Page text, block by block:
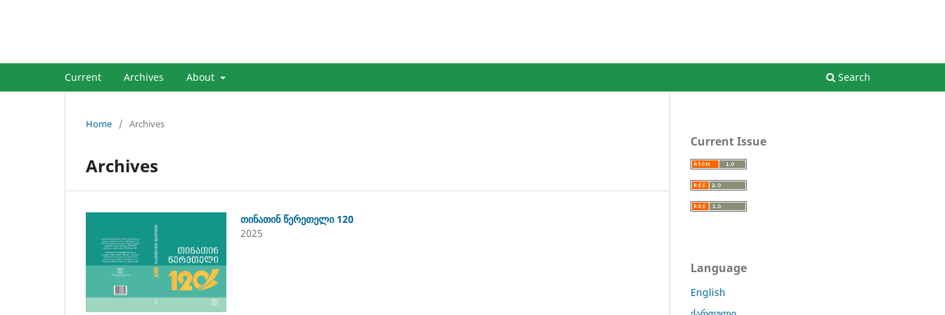
Current Archives About Search
Home / Archives
Archives
თინათინ წერეთელი 120
2025
Current Issue
Language
English